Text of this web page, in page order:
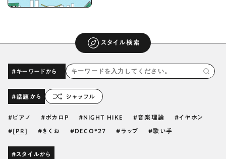
スタイル検索
#キーワードから
#話題から シャッフル
ピアノ ボカロP NIGHT HIKE 音楽理論 イヤホン
[PR] きくお DECO*27 ラップ 歌い手
#スタイルから